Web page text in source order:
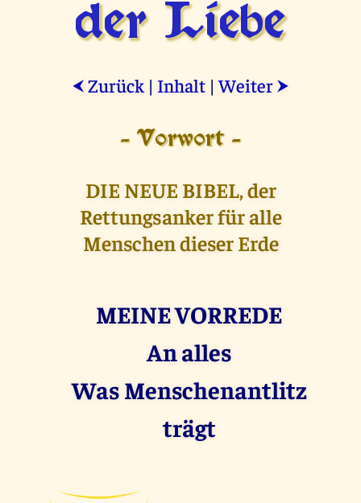
der Liebe
⮜ Zurück | Inhalt |Weiter ⮞
- Vorwort -
DIE NEUE BIBEL, der
Rettungsanker für alle
Menschen dieser Erde
MEINE VORREDE
An alles
Was Menschenantlitz
trägt